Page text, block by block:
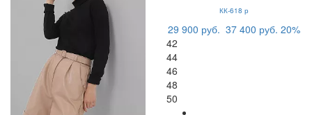
КК-618 р
29 900 руб. 37 400 руб. 20%
42
44
46
48
50